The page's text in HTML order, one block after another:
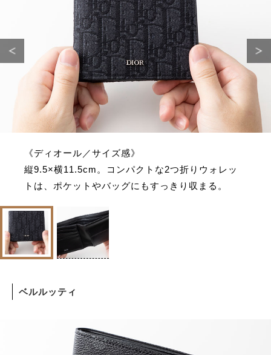
《ディオール／サイズ感》
縦9.5×横11.5cm。コンパクトな2つ折りウォレッ
トは、ポケットやバッグにもすっきり収まる。
ベルルッティ